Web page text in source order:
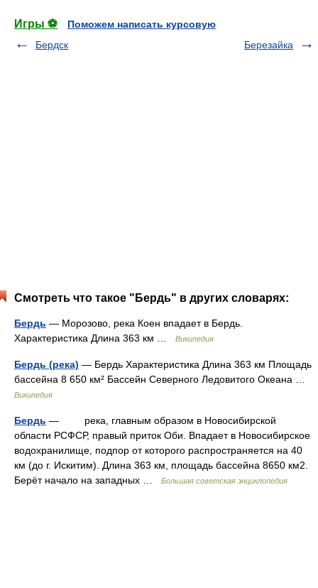
Игры ⚽
Поможем написать курсовую
Бердск
Березайка
Смотреть что такое "Бердь" в других словарях:
Бердь — Морозово, река Коен впадает в Бердь.
Характеристика Длина 363 км …
Википедия
Бердь (река) — Бердь Характеристика Длина 363 км Площадь
бассейна 8 650 км² Бассейн Северного Ледовитого Океана …
Википедия
Бердь — река, главным образом в Новосибирской
области РСФСР, правый приток Оби. Впадает в Новосибирское
водохранилище, подпор от которого распространяется на 40
км (до г. Искитим). Длина 363 км, площадь бассейна 8650 км2.
Берёт начало на западных …
Большая советская энциклопедия